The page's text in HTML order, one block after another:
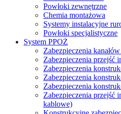
Powłoki zewnętrzne
Chemia montażowa
Systemy instalacyjne
Powłoki specjalistyczne
System PPOŻ
Zabezpieczenia
Zabezpieczenia przejść
Zabezpieczenia
Zabezpieczenia
Zabezpieczenia
Zabezpieczenia przejść
kablowe)